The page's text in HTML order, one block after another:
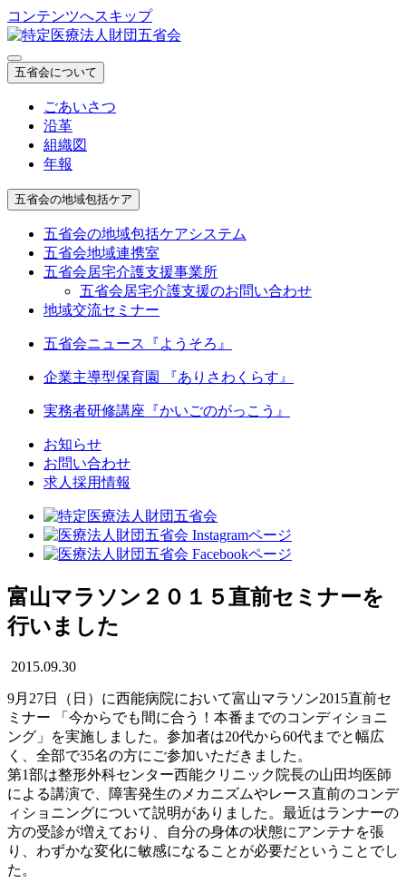
コンテンツへスキップ
五省会について
ごあいさつ
沿革
組織図
年報
五省会の地域包括ケア
五省会の地域包括ケアシステム
五省会地域連携室
五省会居宅介護支援事業所
五省会居宅介護支援のお問い合わせ
地域交流セミナー
五省会ニュース『ようそろ』
企業主導型保育園 『ありさわくらす』
実務者研修講座 『かいごのがっこう』
お知らせ
お問い合わせ
求人採用情報
富山マラソン２０１５直前セミナーを
行いました
2015.09.30
9月27日（日）に西能病院において富山マラソン2015直前セ
ミナー 「今からでも間に合う！本番までのコンディショニ
ング」を実施しました。参加者は20代から60代までと幅広
く、全部で35名の方にご参加いただきました。
第1部は整形外科センター西能クリニック院長の山田均医師
による講演で、障害発生のメカニズムやレース直前のコンデ
ィショニングについて説明がありました。最近はランナーの
方の受診が増えており、自分の身体の状態にアンテナを張
り、わずかな変化に敏感になることが必要だということでし
た。